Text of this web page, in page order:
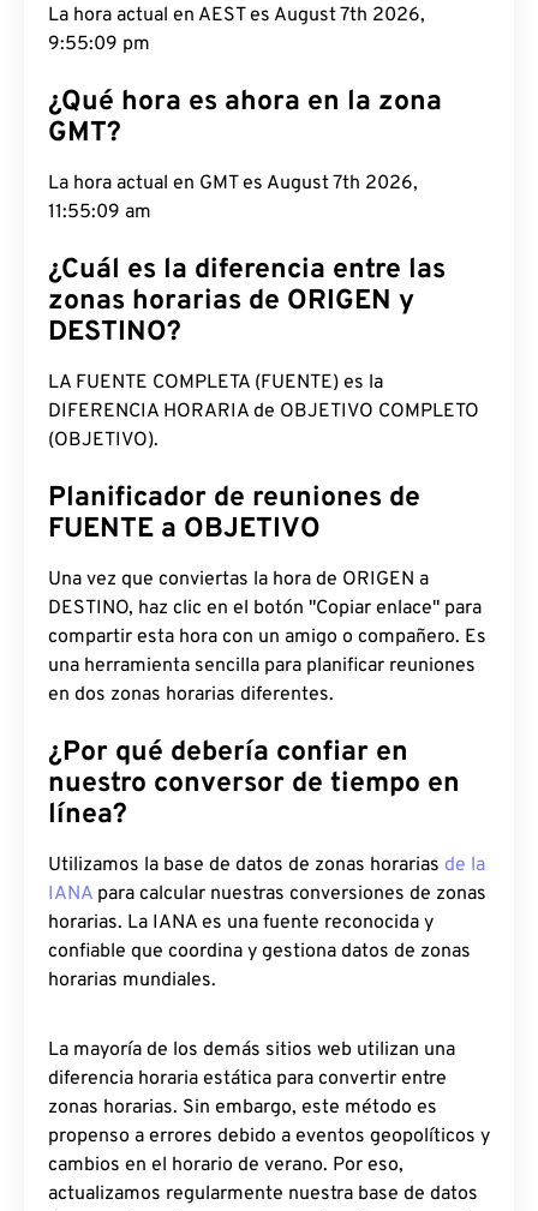
La hora actual en AEST es August 7th 2026,
9:55:10 pm
¿Qué hora es ahora en la zona
GMT?
La hora actual en GMT es August 7th 2026, 11:55:10
am
¿Cuál es la diferencia entre las
zonas horarias de ORIGEN y
DESTINO?
LA FUENTE COMPLETA (FUENTE) es la
DIFERENCIA HORARIA de OBJETIVO COMPLETO
(OBJETIVO).
Planificador de reuniones de
FUENTE a OBJETIVO
Una vez que conviertas la hora de ORIGEN a
DESTINO, haz clic en el botón "Copiar enlace" para
compartir esta hora con un amigo o compañero. Es
una herramienta sencilla para planificar reuniones
en dos zonas horarias diferentes.
¿Por qué debería confiar en
nuestro conversor de tiempo en
línea?
Utilizamos la base de datos de zonas horarias de la
IANA para calcular nuestras conversiones de zonas
horarias. La IANA es una fuente reconocida y
confiable que coordina y gestiona datos de zonas
horarias mundiales.
La mayoría de los demás sitios web utilizan una
diferencia horaria estática para convertir entre
zonas horarias. Sin embargo, este método es
propenso a errores debido a eventos geopolíticos y
cambios en el horario de verano. Por eso,
actualizamos regularmente nuestra base de datos